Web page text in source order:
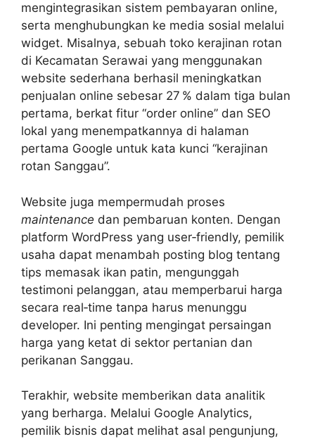
mengintegrasikan sistem pembayaran online,
serta menghubungkan ke media sosial melalui
widget. Misalnya, sebuah toko kerajinan rotan
di Kecamatan Serawai yang menggunakan
website sederhana berhasil meningkatkan
penjualan online sebesar 27 % dalam tiga bulan
pertama, berkat fitur “order online” dan SEO
lokal yang menempatkannya di halaman
pertama Google untuk kata kunci “kerajinan
rotan Sanggau”.
Website juga mempermudah proses
maintenance dan pembaruan konten. Dengan
platform WordPress yang user‑friendly, pemilik
usaha dapat menambah posting blog tentang
tips memasak ikan patin, mengunggah
testimoni pelanggan, atau memperbarui harga
secara real‑time tanpa harus menunggu
developer. Ini penting mengingat persaingan
harga yang ketat di sektor pertanian dan
perikanan Sanggau.
Terakhir, website memberikan data analitik
yang berharga. Melalui Google Analytics,
pemilik bisnis dapat melihat asal pengunjung,